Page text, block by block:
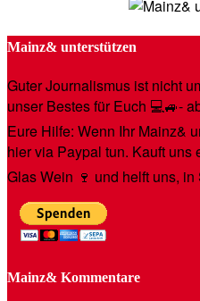
Mainz& unterstützen
Guter Journalismus ist nicht
unser Bestes für Euch 💻🚙-
Eure Hilfe: Wenn Ihr Mainz&
hier via Paypal tun. Kauft uns
Glas Wein 🍷 und helft uns,
Mainz& Kommentare